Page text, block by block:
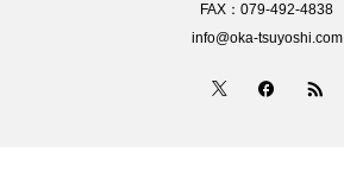
FAX：079-492-4838
info@oka-tsuyoshi.com